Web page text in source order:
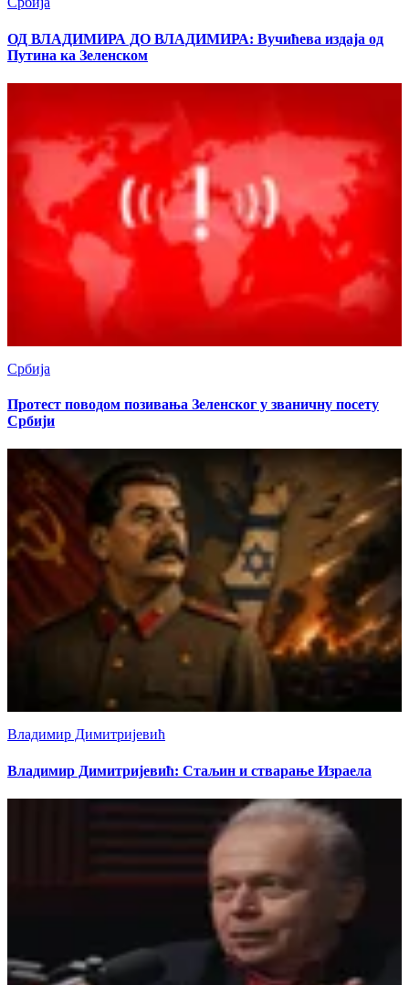
ОД ВЛАДИМИРА ДО ВЛАДИМИРА: Вучићева издаја од
Путина ка Зеленском
Србија
Протест поводом позивања Зеленског у званичну посету
Србији
Владимир Димитријевић
Владимир Димитријевић: Стаљин и стварање Израела